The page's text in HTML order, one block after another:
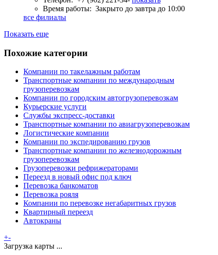
Время работы: Закрыто до завтра до 10:00
все филиалы
Показать еще
Похожие категории
Компании по такелажным работам
Транспортные компании по международным
грузоперевозкам
Компании по городским автогрузоперевозкам
Курьерские услуги
Службы экспресс-доставки
Транспортные компании по авиагрузоперевозкам
Логистические компании
Компании по экспедированию грузов
Транспортные компании по железнодорожным
грузоперевозкам
Грузоперевозки рефрижераторами
Переезд в новый офис под ключ
Перевозка банкоматов
Перевозка рояля
Компании по перевозке негабаритных грузов
Квартирный переезд
Автокраны
+-
Загрузка карты ...